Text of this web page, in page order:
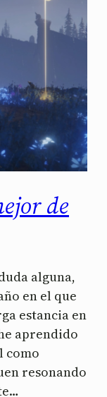
de
alguna,
en el que
estancia en
aprendido
como
resonando